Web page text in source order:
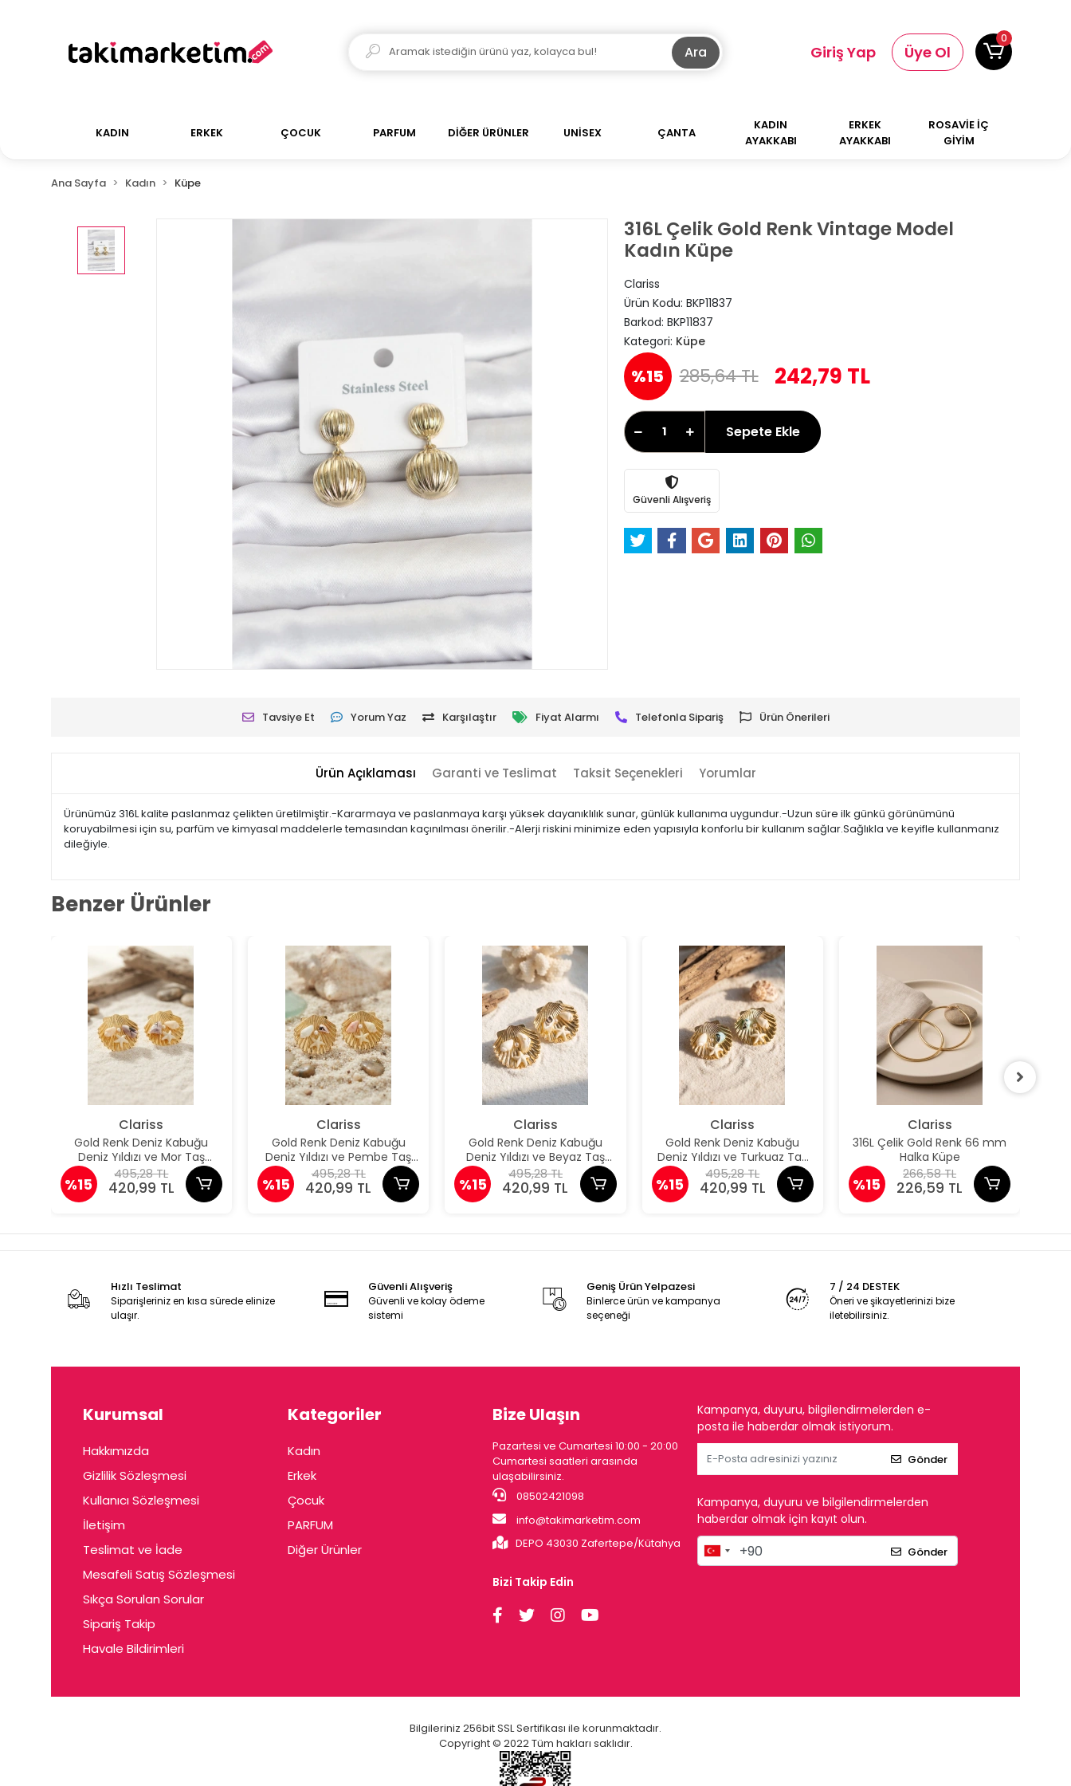
Ara Giriş Yap Üye Ol
0
KADIN ERKEK ÇOCUK PARFUM DİĞER ÜRÜNLER UNİSEX ÇANTA
KADIN
AYAKKABI
ERKEK
AYAKKABI
ROSAVİE İÇ
GİYİM
Ana Sayfa Kadın Küpe
316L Çelik Gold Renk Vintage Model
Kadın Küpe
Clariss
Ürün Kodu: BKP11837
Barkod: BKP11837
Kategori: Küpe
%15 285,64 TL 242,79 TL
Sepete Ekle
Güvenli Alışveriş
Tavsiye Et Yorum Yaz Karşılaştır Fiyat Alarmı Telefonla Sipariş Ürün Önerileri
Ürün Açıklaması Garanti ve Teslimat Taksit Seçenekleri Yorumlar
Ürünümüz 316L kalite paslanmaz çelikten üretilmiştir.-Kararmaya ve paslanmaya karşı yüksek dayanıklılık sunar, günlük kullanıma uygundur.-Uzun süre ilk günkü görünümünü
koruyabilmesi için su, parfüm ve kimyasal maddelerle temasından kaçınılması önerilir.-Alerji riskini minimize eden yapısıyla konforlu bir kullanım sağlar.Sağlıkla ve keyifle kullanmanız
dileğiyle.
Benzer Ürünler
Clariss
Gold Renk Deniz Kabuğu
Deniz Yıldızı ve Mor Taş
Detaylı Küpe
%15
495,28 TL
420,99 TL
Clariss
Gold Renk Deniz Kabuğu
Deniz Yıldızı ve Pembe Taş
Detaylı Küpe
%15
495,28 TL
420,99 TL
Clariss
Gold Renk Deniz Kabuğu
Deniz Yıldızı ve Beyaz Taş
Detaylı Küpe
%15
495,28 TL
420,99 TL
Clariss
Gold Renk Deniz Kabuğu
Deniz Yıldızı ve Turkuaz Taş
Detaylı Küpe
%15
495,28 TL
420,99 TL
Clariss
316L Çelik Gold Renk 66 mm
Halka Küpe
%15
266,58 TL
226,59 TL
Hızlı Teslimat
Siparişleriniz en kısa sürede elinize
ulaşır.
Güvenli Alışveriş
Güvenli ve kolay ödeme
sistemi
Geniş Ürün Yelpazesi
Binlerce ürün ve kampanya
seçeneği
7 / 24 DESTEK
Öneri ve şikayetlerinizi bize
iletebilirsiniz.
Kurumsal
Hakkımızda
Gizlilik Sözleşmesi
Kullanıcı Sözleşmesi
İletişim
Teslimat ve İade
Mesafeli Satış Sözleşmesi
Sıkça Sorulan Sorular
Sipariş Takip
Havale Bildirimleri
Kategoriler
Kadın
Erkek
Çocuk
PARFUM
Diğer Ürünler
Bize Ulaşın
Pazartesi ve Cumartesi 10:00 - 20:00
Cumartesi saatleri arasında
ulaşabilirsiniz.
08502421098
info@takimarketim.com
DEPO 43030 Zafertepe/Kütahya
Bizi Takip Edin
Kampanya, duyuru, bilgilendirmelerden e-
posta ile haberdar olmak istiyorum.
Gönder
Kampanya, duyuru ve bilgilendirmelerden
haberdar olmak için kayıt olun.
Gönder
Bilgileriniz 256bit SSL Sertifikası ile korunmaktadır.
Copyright © 2022 Tüm hakları saklıdır.